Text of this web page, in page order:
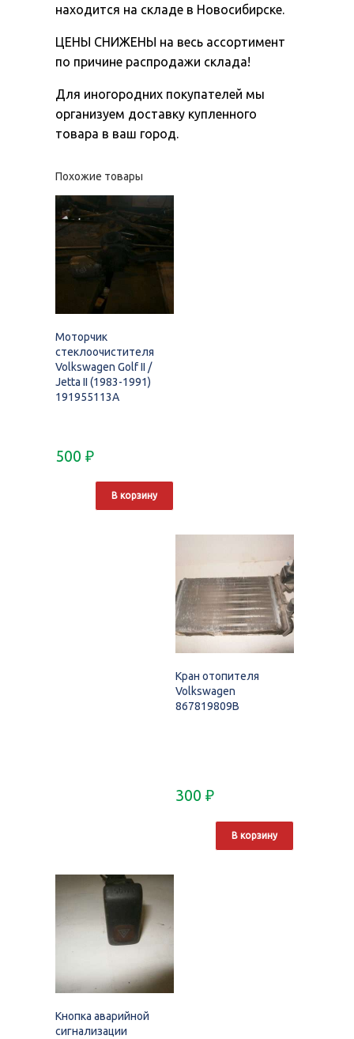
находится на складе в Новосибирске.
ЦЕНЫ СНИЖЕНЫ на весь ассортимент
по причине распродажи склада!
Для иногородних покупателей мы
организуем доставку купленного
товара в ваш город.
Похожие товары
Моторчик
стеклоочистителя
Volkswagen Golf II /
Jetta II (1983-1991)
191955113A
500 ₽
В корзину
Кран отопителя
Volkswagen
867819809B
300 ₽
В корзину
Кнопка аварийной
сигнализации